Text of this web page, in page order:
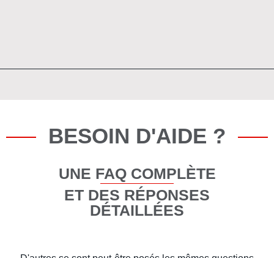
BESOIN D'AIDE ?
UNE FAQ COMPLÈTE
ET DES RÉPONSES
DÉTAILLÉES